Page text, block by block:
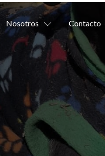
Nosotros Contacto